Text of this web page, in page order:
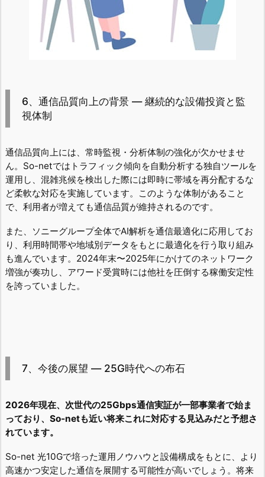
6、通信品質向上の背景 ― 継続的な設備投資と監
視体制
通信品質向上には、常時監視・分析体制の強化が欠かせませ
ん。So-netではトラフィック傾向を自動分析する独自ツールを
運用し、混雑兆候を検出した際には即時に帯域を再分配するな
ど柔軟な対応を実施しています。このような体制があること
で、利用者が増えても通信品質が維持されるのです。
また、ソニーグループ全体でAI解析を通信最適化に応用してお
り、利用時間帯や地域別データをもとに最適化を行う取り組み
も進んでいます。2024年末〜2025年にかけてのネットワーク
増強が奏功し、アワード受賞時には他社を圧倒する稼働安定性
を誇っていました。
7、今後の展望 ― 25G時代への布石
2026年現在、次世代の25Gbps通信実証が一部事業者で始ま
っており、So-netも近い将来これに対応する見込みだと予想さ
れています。
So-net 光10Gで培った運用ノウハウと設備構成をもとに、より
高速かつ安定した通信を展開する可能性が高いでしょう。将来